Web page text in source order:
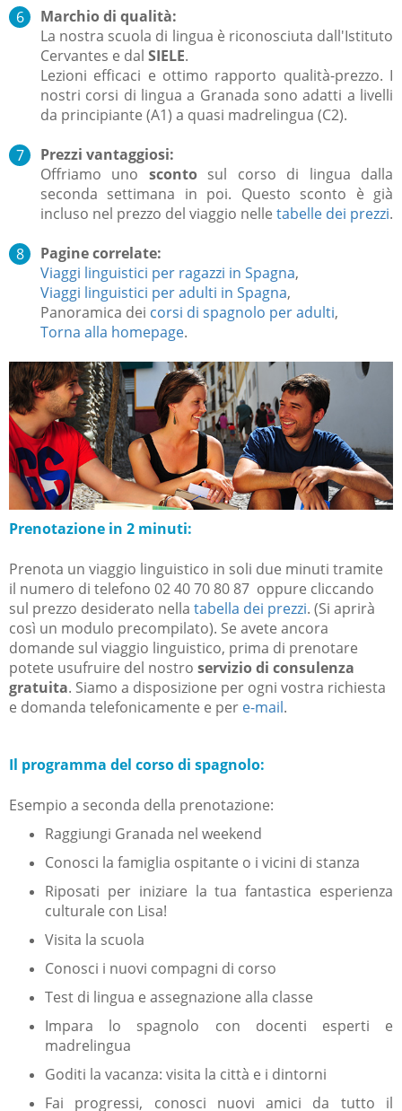
Marchio di qualità:
La nostra scuola di lingua è riconosciuta dall'Istituto
Cervantes e dal SIELE.
Lezioni efficaci e ottimo rapporto qualità-prezzo. I
nostri corsi di lingua a Granada sono adatti a livelli
da principiante (A1) a quasi madrelingua (C2).
Prezzi vantaggiosi:
Offriamo uno scontosul corso di lingua dalla
seconda settimana in poi. Questo sconto è già
incluso nel prezzo del viaggio nelle tabelle dei prezzi.
Pagine correlate:
Viaggi linguistici per ragazzi in Spagna,
Viaggi linguistici per adulti in Spagna,
Panoramica dei corsi di spagnolo per adulti,
Torna alla homepage.
Prenotazione in 2 minuti:
Prenota un viaggio linguistico in soli due minuti tramite
il numero di telefono 02 40 70 80 87 oppure cliccando
sul prezzo desiderato nella tabella dei prezzi. (Si aprirà
così un modulo precompilato). Se avete ancora
domande sul viaggio linguistico, prima di prenotare
potete usufruire del nostro servizio di consulenza
gratuita. Siamo a disposizione per ogni vostra richiesta
e domanda telefonicamente e per e-mail.
Il programma del corso di spagnolo:
Esempio a seconda della prenotazione:
Raggiungi Granada nel weekend
Conosci la famiglia ospitante o i vicini di stanza
Riposati per iniziare la tua fantastica esperienza
culturale con Lisa!
Visita la scuola
Conosci i nuovi compagni di corso
Test di lingua e assegnazione alla classe
Impara lo spagnolo con docenti esperti e
madrelingua
Goditi la vacanza: visita la città e i dintorni
Fai progressi, conosci nuovi amici da tutto il